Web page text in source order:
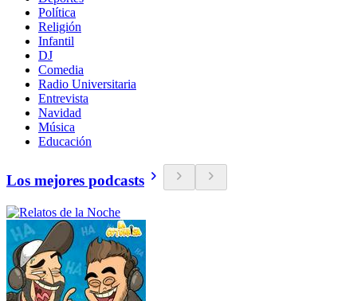
Política
Religión
Infantil
DJ
Comedia
Radio Universitaria
Entrevista
Navidad
Música
Educación
Los mejores podcasts